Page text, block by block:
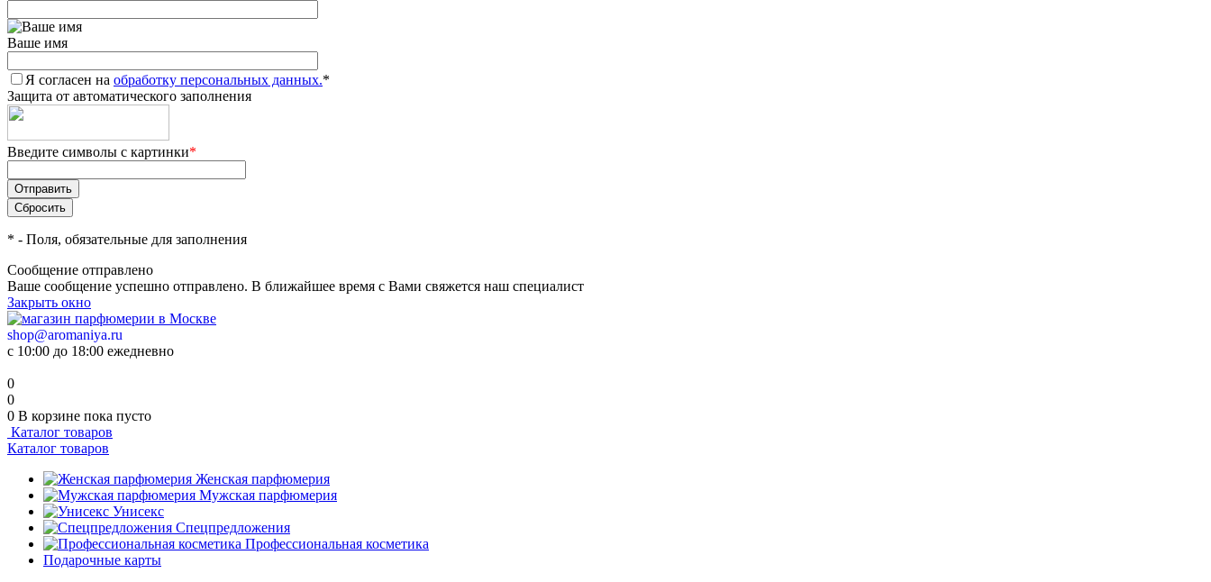
Ваше имя
Я согласен на обработку персональных данных.*
Защита от автоматического заполнения
Введите символы с картинки*
* - Поля, обязательные для заполнения
Сообщение отправлено
Ваше сообщение успешно отправлено. В ближайшее время с Вами свяжется наш специалист
Закрыть окно
shop@aromaniya.ru
с 10:00 до 18:00 ежедневно
0
0
0 В корзине пока пусто
Каталог товаров
Каталог товаров
Женская парфюмерия
Мужская парфюмерия
Унисекс
Спецпредложения
Профессиональная косметика
Подарочные карты